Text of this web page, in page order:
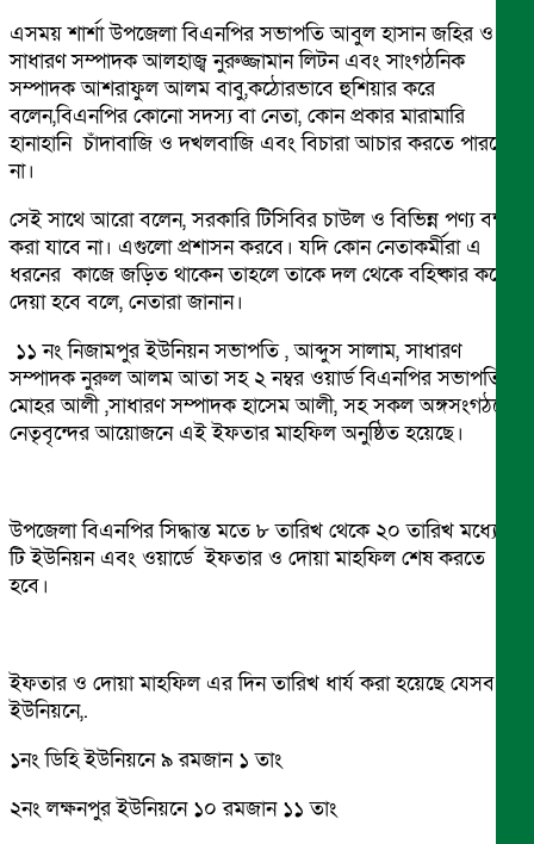
এসময় শার্শা উপজেলা বিএনপির সভাপতি আবুল হাসান জহির ও
সাধারণ সম্পাদক আলহাজ্ব নুরুজ্জামান লিটন এবং সাংগঠনিক
সম্পাদক আশরাফুল আলম বাবু,কঠোরভাবে হুশিয়ার করে
বলেন,বিএনপির কোনো সদস্য বা নেতা, কোন প্রকার মারামারি
হানাহানি চাঁদাবাজি ও দখলবাজি এবং বিচারা আচার করতে পারবে
না।
সেই সাথে আরো বলেন, সরকারি টিসিবির চাউল ও বিভিন্ন পণ্য বন্ঠন
করা যাবে না। এগুলো প্রশাসন করবে। যদি কোন নেতাকর্মীরা এ
ধরনের কাজে জড়িত থাকেন তাহলে তাকে দল থেকে বহিষ্কার করে
দেয়া হবে বলে, নেতারা জানান।
১১ নং নিজামপুর ইউনিয়ন সভাপতি , আব্দুস সালাম, সাধারণ
সম্পাদক নুরুল আলম আতা সহ ২ নম্বর ওয়ার্ড বিএনপির সভাপতি
মোহর আলী ,সাধারণ সম্পাদক হাসেম আলী, সহ সকল অঙ্গসংগঠনের
নেতৃবৃন্দের আয়োজনে এই ইফতার মাহফিল অনুষ্ঠিত হয়েছে।
উপজেলা বিএনপির সিদ্ধান্ত মতে ৮ তারিখ থেকে ২০ তারিখ মধ্যে ১১
টি ইউনিয়ন এবং ওয়ার্ডে ইফতার ও দোয়া মাহফিল শেষ করতে
হবে।
ইফতার ও দোয়া মাহফিল এর দিন তারিখ ধার্য করা হয়েছে যেসব
ইউনিয়নে,.
১নং ডিহি ইউনিয়নে ৯ রমজান ১ তাং
২নং লক্ষনপুর ইউনিয়নে ১০ রমজান ১১ তাং